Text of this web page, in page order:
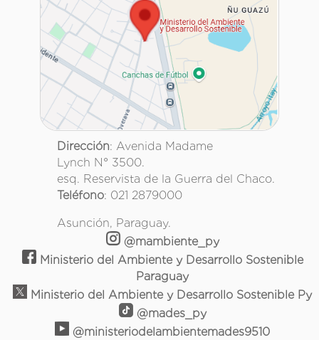
Dirección: Avenida Madame
Lynch N° 3500.
esq. Reservista de la Guerra del Chaco.
Teléfono: 021 2879000
Asunción, Paraguay.
@mambiente_py
Ministerio del Ambiente y Desarrollo Sostenible
Paraguay
Ministerio del Ambiente y Desarrollo Sostenible Py
@mades_py
@ministeriodelambientemades9510